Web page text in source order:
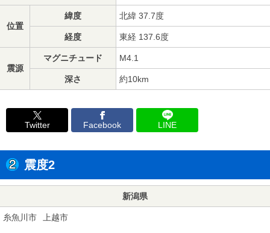
位置
緯度 北緯 37.7度
経度 東経 137.6度
震源
マグニチュード M4.1
深さ 約10km
Twitter Facebook LINE
震度2
新潟県
糸魚川市 上越市